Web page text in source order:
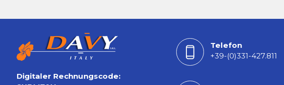
Digitaler Rechnungscode:
Telefon
+39-(0)331-427.811